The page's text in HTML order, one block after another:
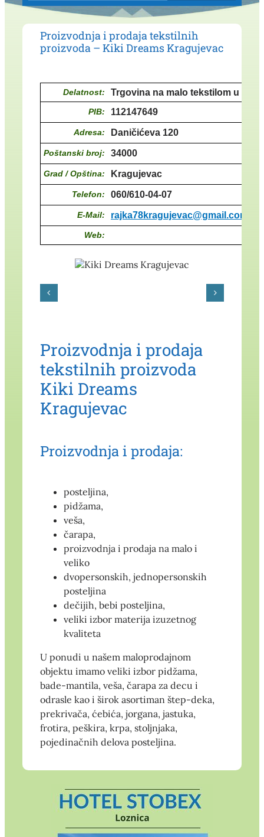
Proizvodnja i prodaja tekstilnih
proizvoda – Kiki Dreams Kragujevac
Delatnost: Trgovina na malo tekstilom u
PIB: 112147649
Adresa: Daničićeva 120
Poštanski broj: 34000
Grad / Opština: Kragujevac
Telefon: 060/610-04-07
E-Mail: rajka78kragujevac@gmail.com
Web:
Proizvodnja i prodaja
tekstilnih proizvoda
Kiki Dreams
Kragujevac
Proizvodnja i prodaja:
posteljina,
pidžama,
veša,
čarapa,
proizvodnja i prodaja na malo i
veliko
dvopersonskih, jednopersonskih
posteljina
dečijih, bebi posteljina,
veliki izbor materija izuzetnog
kvaliteta
U ponudi u našem maloprodajnom
objektu imamo veliki izbor pidžama,
bade-mantila, veša, čarapa za decu i
odrasle kao i širok asortiman štep-deka,
prekrivača, ćebića, jorgana, jastuka,
frotira, peškira, krpa, stoljnjaka,
pojedinačnih delova posteljina.